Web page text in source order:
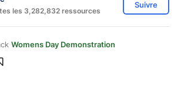
les 3,282,832 ressources
Suivre
Womens Day Demonstration